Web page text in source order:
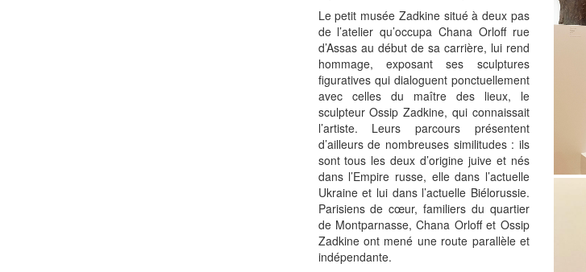
Le petit musée Zadkine situé à deux pas
de l’atelier qu’occupa Chana Orloff rue
d’Assas au début de sa carrière, lui rend
hommage, exposant ses sculptures
figuratives qui dialoguent ponctuellement
avec celles du maître des lieux, le
sculpteur Ossip Zadkine, qui connaissait
l’artiste. Leurs parcours présentent
d’ailleurs de nombreuses similitudes : ils
sont tous les deux d’origine juive et nés
dans l’Empire russe, elle dans l’actuelle
Ukraine et lui dans l’actuelle Biélorussie.
Parisiens de cœur, familiers du quartier
de Montparnasse, Chana Orloff et Ossip
Zadkine ont mené une route parallèle et
indépendante.